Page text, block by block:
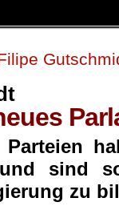
sind
zu